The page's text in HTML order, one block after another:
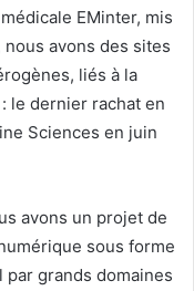
EMinter, mis
avons des sites
liés à la
le dernier rachat en
Sciences en juin
avons un projet de
sous forme
par grands domaines